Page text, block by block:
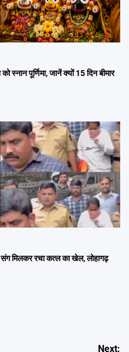
पूर्णिमा, जानें क्यों 15 दिन बीमार
मिलकर रचा कत्ल का खेल, लोहागढ़
Next: